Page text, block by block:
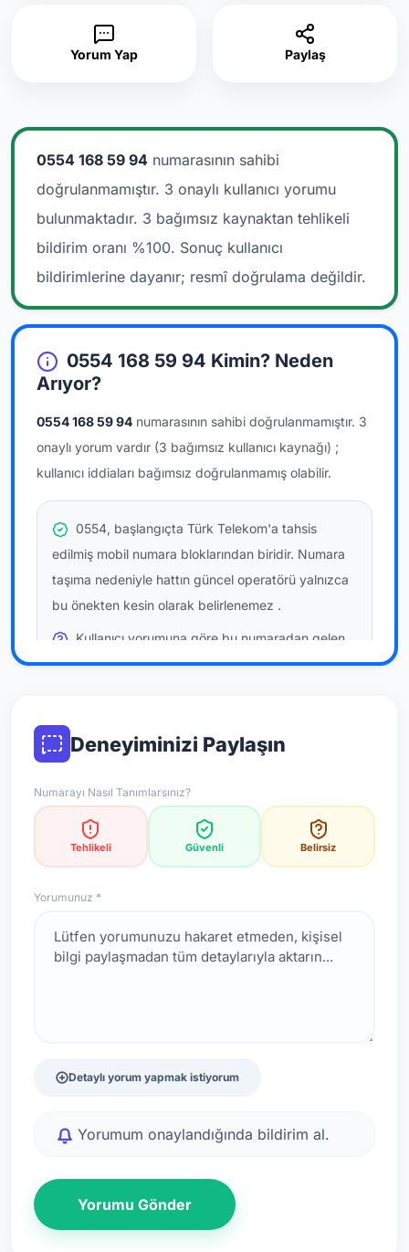
Yorum Yap Paylaş
0554 168 59 94 numarasının sahibi
doğrulanmamıştır. 3 onaylı kullanıcı yorumu
bulunmaktadır. 3 bağımsız kaynaktan tehlikeli
bildirim oranı %100. Sonuç kullanıcı
bildirimlerine dayanır; resmî doğrulama değildir.
0554 168 59 94 Kimin? Neden
Arıyor?
0554 168 59 94 numarasının sahibi doğrulanmamıştır. 3
onaylı yorum vardır (3 bağımsız kullanıcı kaynağı) ;
kullanıcı iddiaları bağımsız doğrulanmamış olabilir.
0554, başlangıçta Türk Telekom'a tahsis
edilmiş mobil numara bloklarından biridir. Numara
taşıma nedeniyle hattın güncel operatörü yalnızca
bu önekten kesin olarak belirlenemez .
Kullanıcı yorumuna göre bu numaradan gelen
çağrılaratemkinli yaklaşmanızönerilir; bu bir site
resmi doğrulama niteliği taşımaz.
*Not: Değerlendirmeler onaylı kullanıcı yorumlarına göre
güncellenir.
Deneyiminizi Paylaşın
Numarayı Nasıl Tanımlarsınız?
Tehlikeli Güvenli Belirsiz
Yorumunuz *
Detaylı yorum yapmak istiyorum
Yorumum onaylandığında bildirim al.
Yorumu Gönder